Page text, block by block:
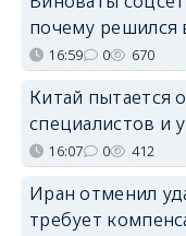
почему решился
16:59 0 670
Китай пытается
специалистов и
16:07 0 412
Иран отменил
требует